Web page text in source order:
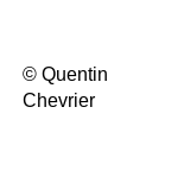
©Quentin
Chevrier